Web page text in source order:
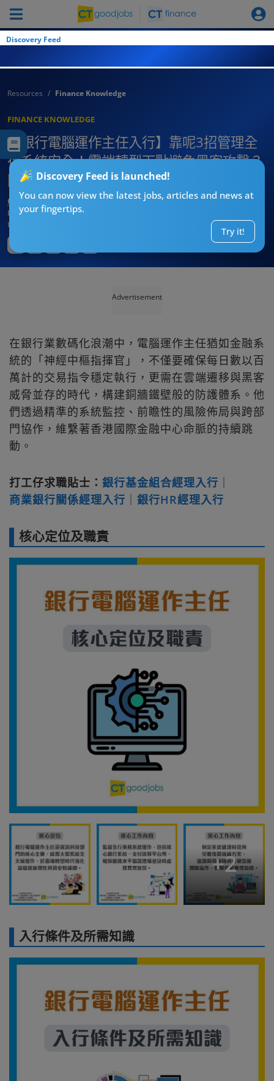
Discovery Feed
Discovery Feed is launched!
You can now view the latest jobs, articles and news at
your fingertips.
Try it!
Resources Finance Knowledge
FINANCE KNOWLEDGE
【銀行電腦運作主任入行】靠呢3招管理全
行系統安全！雲端轉型下點避免黑客攻擊？
附入行門檻分析！
CT求職戰略師
Published:2026-08-03 17:37
Updated:
Advertisement
在銀行業數碼化浪潮中，電腦運作主任猶如金融系
統的「神經中樞指揮官」，不僅要確保每日數以百
萬計的交易指令穩定執行，更需在雲端遷移與黑客
威脅並存的時代，構建銅牆鐵壁般的防護體系。他
們透過精準的系統監控、前瞻性的風險佈局與跨部
門協作，維繫著香港國際金融中心命脈的持續跳
動。
打工仔求職貼士： 銀行基金組合經理入行
商業銀行關係經理入行
銀行HR經理入行
核心定位及職責
+2
入行條件及所需知識